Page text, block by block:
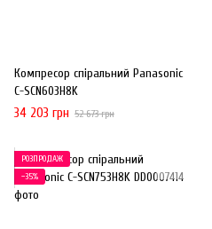
Компресор спіральний Panasonic
C-SCN603H8K
34 203 грн 52 673 грн
РОЗПРОДАЖ
−35%